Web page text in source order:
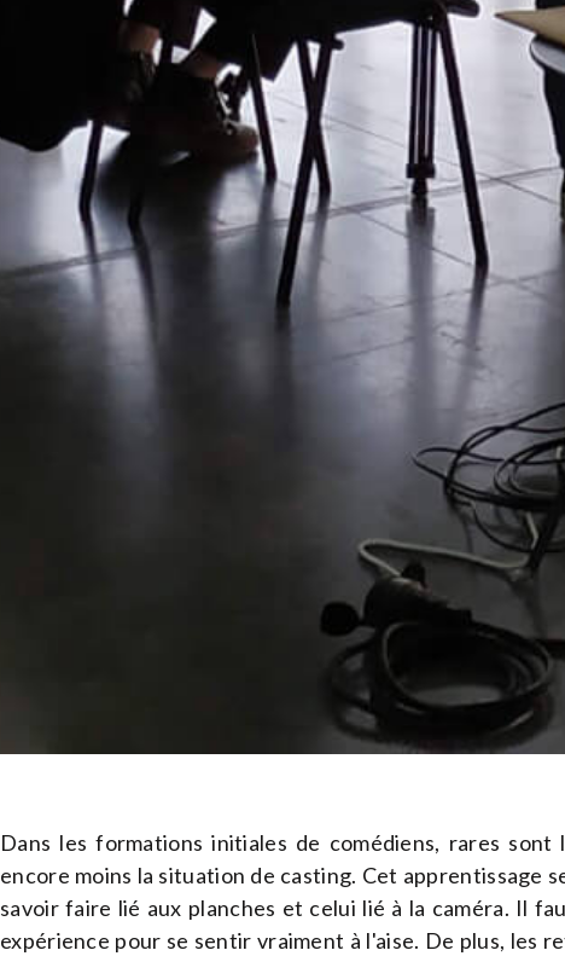
Dans les formations initiales de comédiens, rares
encore moins la situation de casting. Cet apprentissage
savoir faire lié aux planches et celui lié à la caméra. Il
expérience pour se sentir vraiment à l'aise. De plus, les